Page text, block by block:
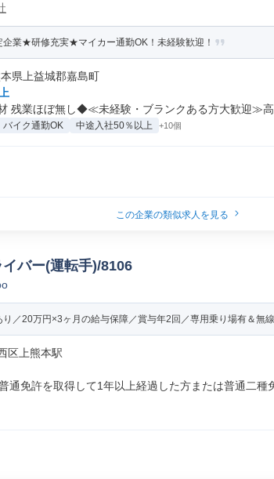
業★研修充実★マイカー通勤OK！未経験歓迎！
県上益城郡嘉島町
残業ほぼ無し◆≪未経験・ブランクある方大歓迎≫
バイク通勤OK 中途入社50％以上 +10個
この企業の類似求人を見る
バー(運転手)/8106
り／20万円×3ヶ月の給与保障／賞与年2回／専用乗り場有＆無
区上熊本駅
通免許を取得して1年以上経過した方または普通二種